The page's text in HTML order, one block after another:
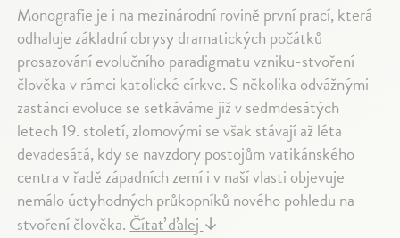
Monografie je i na mezinárodní rovině první prací, která
odhaluje základní obrysy dramatických počátků
prosazování evolučního paradigmatu vzniku-stvoření
člověka v rámci katolické církve. S několika odvážnými
zastánci evoluce se setkáváme již v sedmdesátých
letech 19. století, zlomovými se však stávají až léta
devadesátá, kdy se navzdory postojům vatikánského
centra v řadě západních zemí i v naší vlasti objevuje
nemálo úctyhodných průkopníků nového pohledu na
stvoření člověka. Čítať ďalej ↓